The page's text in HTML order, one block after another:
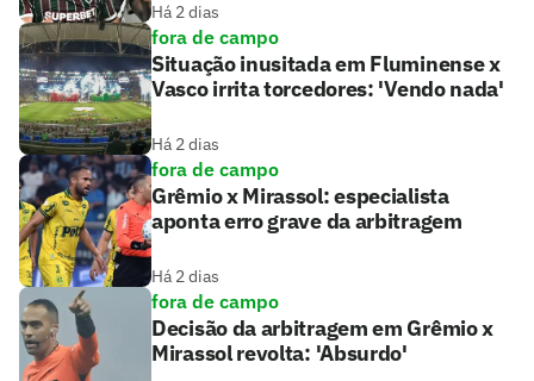
Há 2 dias
fora de campo
Situação inusitada em Fluminense x
Vasco irrita torcedores: 'Vendo nada'
Há 2 dias
fora de campo
Grêmio x Mirassol: especialista
aponta erro grave da arbitragem
Há 2 dias
fora de campo
Decisão da arbitragem em Grêmio x
Mirassol revolta: 'Absurdo'